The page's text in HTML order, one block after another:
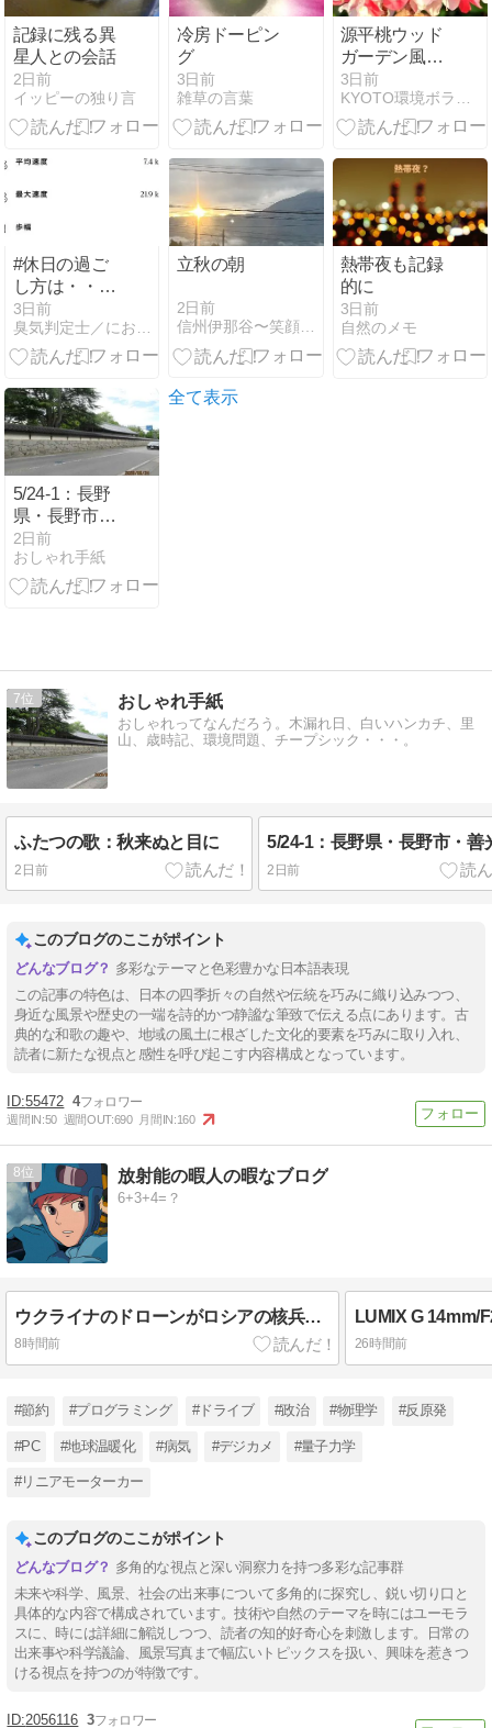
記録に残る異
星人との会話
2日前
イッピーの独り言
冷房ドーピン
グ
3日前
雑草の言葉
源平桃ウッド
ガーデン風に
🌸・・・思い
出の双子桃の
花＆🍃バジル
3日前
KYOTO環境ボランティアいげのやま
#休日の過ご
し方は・・暑
すぎる夏、酷
暑なので、と
にかく無理せ
はしていくこ
と
3日前
臭気判定士／におい刑事のにおい１１０番
立秋の朝
2日前
信州伊那谷〜笑顔あふれる家づくり〜
熱帯夜も記録
的に
3日前
自然のメモ
5/24-1：長野
県・長野市・
善光寺
2日前
おしゃれ手紙
全て表示
7 おしゃれ手紙
おしゃれってなんだろう。木漏れ日、白いハンカチ、里
山、歳時記、環境問題、チープシック・・・。
ふたつの歌：秋来ぬと目に
2日前
5/24-1：長野県・長野市・善
2日前
このブログのここがポイント
多彩なテーマと色彩豊かな日本語表現
この記事の特色は、日本の四季折々の自然や伝統を巧みに織り込みつつ、
身近な風景や歴史の一端を詩的かつ静謐な筆致で伝える点にあります。古
典的な和歌の趣や、地域の風土に根ざした文化的要素を巧みに取り入れ、
読者に新たな視点と感性を呼び起こす内容構成となっています。
55472 4
週間IN:50 週間OUT:690 月間IN:160
8 放射能の暇人の暇なブログ
6+3+4=？
ウクライナのドローンがロシアの核兵器を無意味化しましたの?
8時間前 26時間前
#節約 #プログラミング #ドライブ #政治 #物理学 #反原発
#PC #地球温暖化 #病気 #デジカメ #量子力学
#リニアモーターカー
このブログのここがポイント
多角的な視点と深い洞察力を持つ多彩な記事群
未来や科学、風景、社会の出来事について多角的に探究し、鋭い切り口と
具体的な内容で構成されています。技術や自然のテーマを時にはユーモラ
スに、時には詳細に解説しつつ、読者の知的好奇心を刺激します。日常の
出来事や科学議論、風景写真まで幅広いトピックスを扱い、興味を惹きつ
ける視点を持つのが特徴です。
2056116 3